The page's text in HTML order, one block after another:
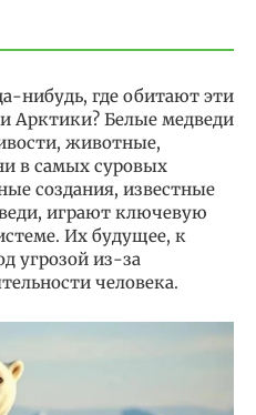
нибудь, где обитают эти
Арктики? Белые медведи
животные,
в самых суровых
создания, известные
играют ключевую
Их будущее, к
угрозой из-за
человека.